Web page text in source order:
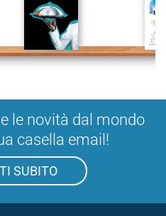
le novità dal mondo
casella email!
SUBITO